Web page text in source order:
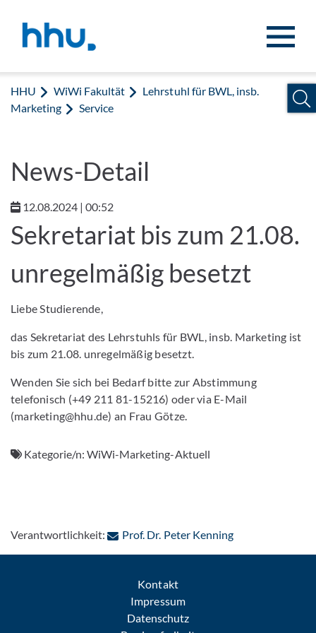
HHU WiWi Fakultät
Lehrstuhl für BWL, insb.
Marketing
Service
News-Detail
12.08.2024 | 00:52
Sekretariat bis zum 21.08.
unregelmäßig besetzt
Liebe Studierende,
das Sekretariat des Lehrstuhls für BWL, insb. Marketing ist
bis zum 21.08. unregelmäßig besetzt.
Wenden Sie sich bei Bedarf bitte zur Abstimmung
telefonisch (+49 211 81-15216) oder via E-Mail
(marketing@hhu.de) an Frau Götze.
Kategorie/n:WiWi-Marketing-Aktuell
Verantwortlichkeit: Prof. Dr. Peter Kenning: Per E-Mail
Kontakt
Impressum
Datenschutz